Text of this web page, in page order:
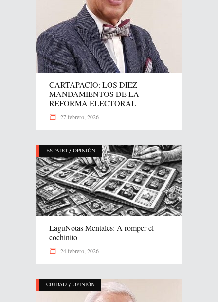
CARTAPACIO: LOS DIEZ
MANDAMIENTOS DE LA
REFORMA ELECTORAL
27 febrero, 2026
ESTADO / OPINIÓN
LaguNotas Mentales: A romper el
cochinito
24 febrero, 2026
CIUDAD / OPINIÓN